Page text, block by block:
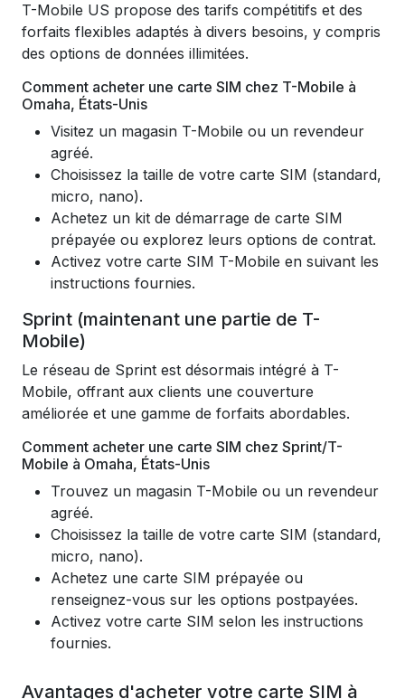
T-Mobile US propose des tarifs compétitifs et des
forfaits flexibles adaptés à divers besoins, y compris
des options de données illimitées.
Comment acheter une carte SIM chez T-Mobile à
Omaha, États-Unis
Visitez un magasin T-Mobile ou un revendeur
agréé.
Choisissez la taille de votre carte SIM (standard,
micro, nano).
Achetez un kit de démarrage de carte SIM
prépayée ou explorez leurs options de contrat.
Activez votre carte SIM T-Mobile en suivant les
instructions fournies.
Sprint (maintenant une partie de T-
Mobile)
Le réseau de Sprint est désormais intégré à T-
Mobile, offrant aux clients une couverture
améliorée et une gamme de forfaits abordables.
Comment acheter une carte SIM chez Sprint/T-
Mobile à Omaha, États-Unis
Trouvez un magasin T-Mobile ou un revendeur
agréé.
Choisissez la taille de votre carte SIM (standard,
micro, nano).
Achetez une carte SIM prépayée ou
renseignez-vous sur les options postpayées.
Activez votre carte SIM selon les instructions
fournies.
Avantages d'acheter votre carte SIM à